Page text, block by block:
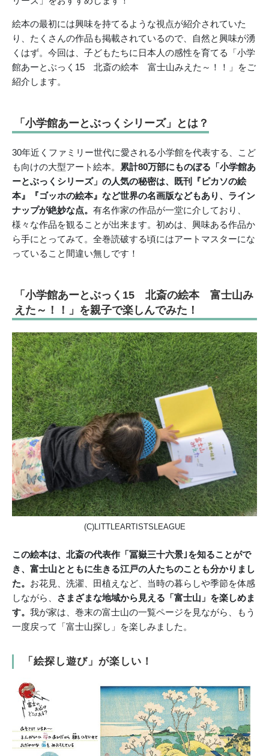
絵本の最初には興味を持てるような視点が紹介されていた
り、たくさんの作品も掲載されているので、自然と興味が湧
くはず。今回は、子どもたちに日本人の感性を育てる「小学
館あーとぶっく15 北斎の絵本 富士山みえた～！！」をご
紹介します。
「小学館あーとぶっくシリーズ」とは？
30年近くファミリー世代に愛される小学館を代表する、こど
も向けの大型アート絵本。
累計80万部にものぼる 「小学館あ
ーとぶっくシリーズ」の人気の秘密は、既刊『ピカソの絵
本』『ゴッホの絵本』など世界の名画版などもあり、 ライン
ナップが絶妙な点。 有名作家の作品が一堂に介しており、
様々な作品を観ることが出来ます。初めは、興味ある作品か
ら手にとってみて。全巻読破する頃にはアートマスターにな
っていること間違い無しです！
「小学館あーとぶっく15 北斎の絵本 富士山み
えた～！！」を親子で楽しんでみた！
(C)LITTLEARTISTSLEAGUE
この絵本は、北斎の代表作「冨嶽三十六景｣を知ることがで
き、富士山とともに生きる江戸の人たちのことも分かりまし
た。 お花見、洗濯、田植えなど、当時の暮らしや季節を体感
しながら、
さまざまな地域から見える「富士山」を楽しめま
す。 我が家は、巻末の富士山の一覧ページを見ながら、もう
一度戻って「富士山探し」を楽しみました。
「絵探し遊び」が楽しい！